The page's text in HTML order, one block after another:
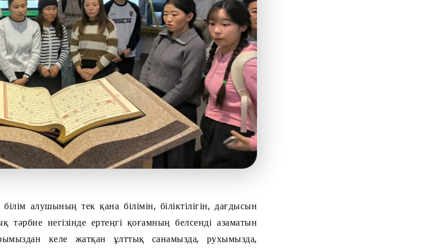
алушының тек қана білімін, біліктілігін, дағдысын
тәрбие негізінде ертеңгі қоғамның белсенді азаматын
келе жатқан ұлттық санамызда, рухымызда,